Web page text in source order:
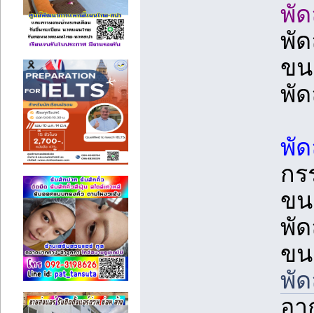
พั
พัด
ข
พั
พั
ก
ข
พัด
ข
พั
อ